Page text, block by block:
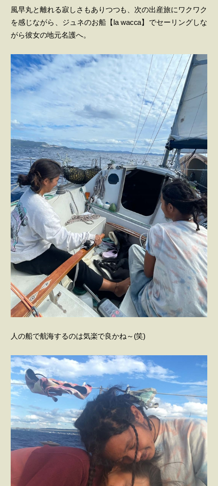
風早丸と離れる寂しさもありつつも、次の出産旅にワクワク
を感じながら、ジュネのお船【la wacca】でセーリングしな
がら彼女の地元名護へ。
人の船で航海するのは気楽で良かね～(笑)